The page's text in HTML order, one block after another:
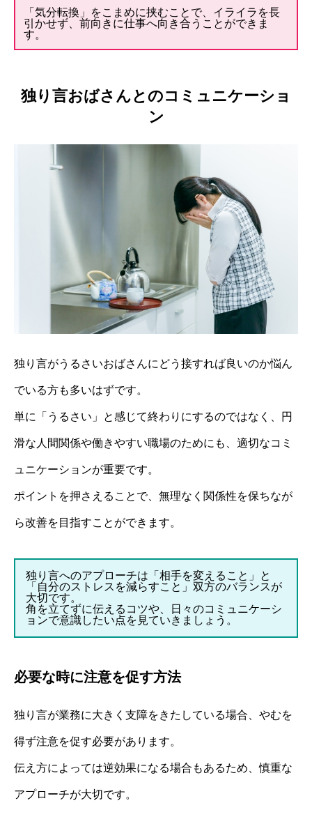
「気分転換」をこまめに挟むことで、イライラを長
引かせず、前向きに仕事へ向き合うことができま
す。
独り言おばさんとのコミュニケーショ
ン
独り言がうるさいおばさんにどう接すれば良いのか悩ん
でいる方も多いはずです。
単に「うるさい」と感じて終わりにするのではなく、円
滑な人間関係や働きやすい職場のためにも、適切なコミ
ュニケーションが重要です。
ポイントを押さえることで、無理なく関係性を保ちなが
ら改善を目指すことができます。
独り言へのアプローチは「相手を変えること」と
「自分のストレスを減らすこと」双方のバランスが
大切です。
角を立てずに伝えるコツや、日々のコミュニケーシ
ョンで意識したい点を見ていきましょう。
必要な時に注意を促す方法
独り言が業務に大きく支障をきたしている場合、やむを
得ず注意を促す必要があります。
伝え方によっては逆効果になる場合もあるため、慎重な
アプローチが大切です。